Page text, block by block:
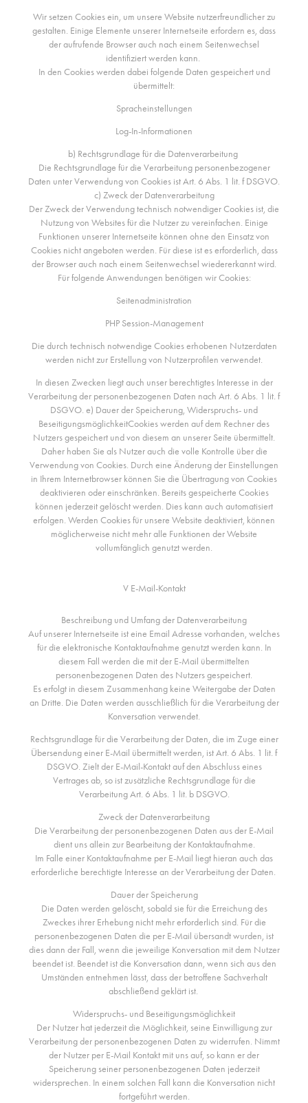
Wir setzen Cookies ein, um unsere Website nutzerfreundlicher zu
gestalten. Einige Elemente unserer Internetseite erfordern es, dass
der aufrufende Browser auch nach einem Seitenwechsel
identifiziert werden kann.
In den Cookies werden dabei folgende Daten gespeichert und
übermittelt:
Spracheinstellungen
Log-In-Informationen
b) Rechtsgrundlage für die Datenverarbeitung
Die Rechtsgrundlage für die Verarbeitung personenbezogener
Daten unter Verwendung von Cookies ist Art. 6 Abs. 1 lit. f DSGVO.
c) Zweck der Datenverarbeitung
Der Zweck der Verwendung technisch notwendiger Cookies ist, die
Nutzung von Websites für die Nutzer zu vereinfachen. Einige
Funktionen unserer Internetseite können ohne den Einsatz von
Cookies nicht angeboten werden. Für diese ist es erforderlich, dass
der Browser auch nach einem Seitenwechsel wiedererkannt wird.
Für folgende Anwendungen benötigen wir Cookies:
Seitenadministration
PHP Session-Management
Die durch technisch notwendige Cookies erhobenen Nutzerdaten
werden nicht zur Erstellung von Nutzerprofilen verwendet.
In diesen Zwecken liegt auch unser berechtigtes Interesse in der
Verarbeitung der personenbezogenen Daten nach Art. 6 Abs. 1 lit. f
DSGVO. e) Dauer der Speicherung, Widerspruchs- und
BeseitigungsmöglichkeitCookies werden auf dem Rechner des
Nutzers gespeichert und von diesem an unserer Seite übermittelt.
Daher haben Sie als Nutzer auch die volle Kontrolle über die
Verwendung von Cookies. Durch eine Änderung der Einstellungen
in Ihrem Internetbrowser können Sie die Übertragung von Cookies
deaktivieren oder einschränken. Bereits gespeicherte Cookies
können jederzeit gelöscht werden. Dies kann auch automatisiert
erfolgen. Werden Cookies für unsere Website deaktiviert, können
möglicherweise nicht mehr alle Funktionen der Website
vollumfänglich genutzt werden.
V E-Mail-Kontakt
Beschreibung und Umfang der Datenverarbeitung
Auf unserer Internetseite ist eine Email Adresse vorhanden, welches
für die elektronische Kontaktaufnahme genutzt werden kann. In
diesem Fall werden die mit der E-Mail übermittelten
personenbezogenen Daten des Nutzers gespeichert.
Es erfolgt in diesem Zusammenhang keine Weitergabe der Daten
an Dritte. Die Daten werden ausschließlich für die Verarbeitung der
Konversation verwendet.
Rechtsgrundlage für die Verarbeitung der Daten, die im Zuge einer
Übersendung einer E-Mail übermittelt werden, ist Art. 6 Abs. 1 lit. f
DSGVO. Zielt der E-Mail-Kontakt auf den Abschluss eines
Vertrages ab, so ist zusätzliche Rechtsgrundlage für die
Verarbeitung Art. 6 Abs. 1 lit. b DSGVO.
Zweck der Datenverarbeitung
Die Verarbeitung der personenbezogenen Daten aus der E-Mail
dient uns allein zur Bearbeitung der Kontaktaufnahme.
Im Falle einer Kontaktaufnahme per E-Mail liegt hieran auch das
erforderliche berechtigte Interesse an der Verarbeitung der Daten.
Dauer der Speicherung
Die Daten werden gelöscht, sobald sie für die Erreichung des
Zweckes ihrer Erhebung nicht mehr erforderlich sind. Für die
personenbezogenen Daten die per E-Mail übersandt wurden, ist
dies dann der Fall, wenn die jeweilige Konversation mit dem Nutzer
beendet ist. Beendet ist die Konversation dann, wenn sich aus den
Umständen entnehmen lässt, dass der betroffene Sachverhalt
abschließend geklärt ist.
Widerspruchs- und Beseitigungsmöglichkeit
Der Nutzer hat jederzeit die Möglichkeit, seine Einwilligung zur
Verarbeitung der personenbezogenen Daten zu widerrufen. Nimmt
der Nutzer per E-Mail Kontakt mit uns auf, so kann er der
Speicherung seiner personenbezogenen Daten jederzeit
widersprechen. In einem solchen Fall kann die Konversation nicht
fortgeführt werden.